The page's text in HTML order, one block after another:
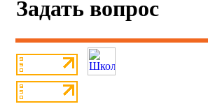
Задать вопрос